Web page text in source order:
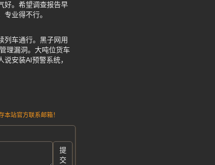
好。希望调查报告早
业得不行。
列车通行。黑子网用
理漏洞。大吨位货车
安装AI预警系统，
站官方联系邮箱！
提
交